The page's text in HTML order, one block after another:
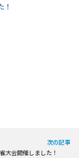
！
次の記事
大会開催しました！